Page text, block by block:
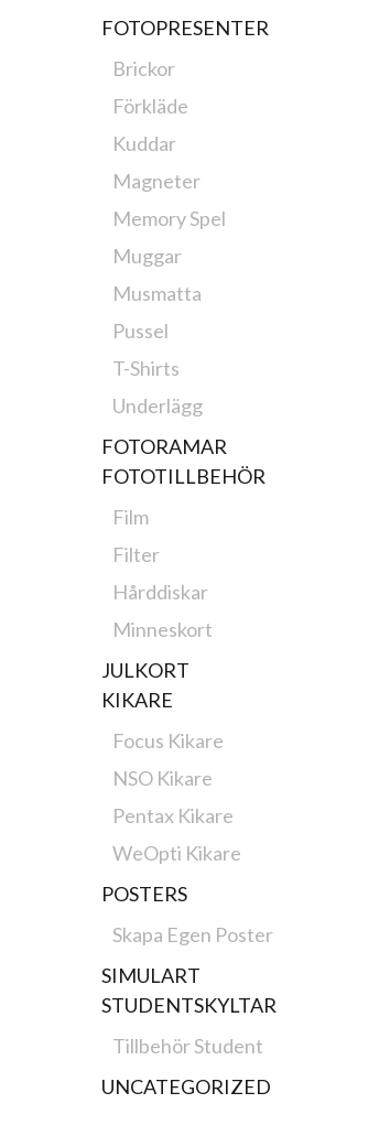
FOTOPRESENTER
Brickor
Förkläde
Kuddar
Magneter
Memory Spel
Muggar
Musmatta
Pussel
T-Shirts
Underlägg
FOTORAMAR
FOTOTILLBEHÖR
Film
Filter
Hårddiskar
Minneskort
JULKORT
KIKARE
Focus Kikare
NSO Kikare
Pentax Kikare
WeOpti Kikare
POSTERS
Skapa Egen Poster
SIMULART
STUDENTSKYLTAR
Tillbehör Student
UNCATEGORIZED